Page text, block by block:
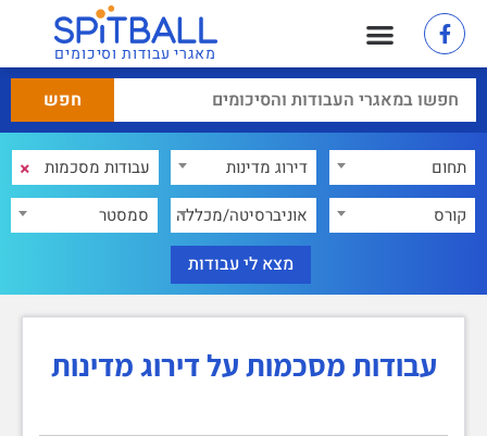
מאגרי עבודות וסיכומים
תחום דירוג מדינות ×
קורס אוניברסיטה/מכללה סמסטר
עבודות מסכמות על דירוג מדינות